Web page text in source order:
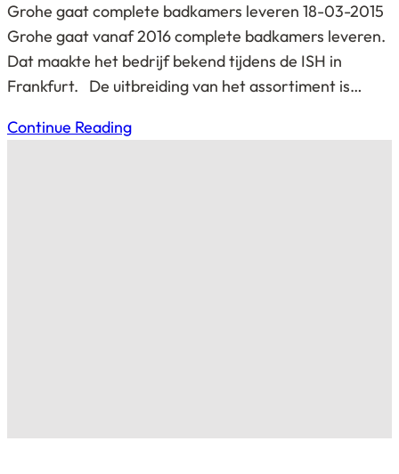
Grohe gaat complete badkamers leveren 18-03-2015
Grohe gaat vanaf 2016 complete badkamers leveren.
Dat maakte het bedrijf bekend tijdens de ISH in
Frankfurt. De uitbreiding van het assortiment is…
Continue Reading